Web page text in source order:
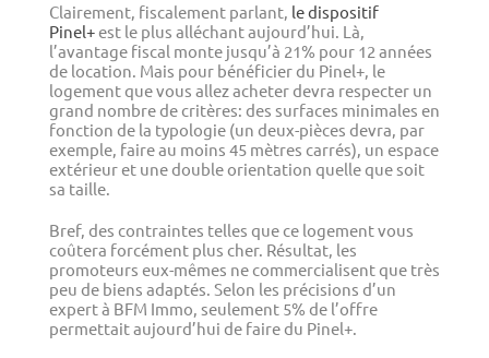
Clairement, fiscalement parlant, le dispositif
Pinel+est le plus alléchant aujourd’hui. Là,
l’avantage fiscal monte jusqu’à 21% pour 12 années
de location. Mais pour bénéficier du Pinel+, le
logement que vous allez acheter devra respecter un
grand nombre de critères: des surfaces minimales en
fonction de la typologie (un deux-pièces devra, par
exemple, faire au moins 45 mètres carrés), un espace
extérieur et une double orientation quelle que soit
sa taille.
Bref, des contraintes telles que ce logement vous
coûtera forcément plus cher. Résultat, les
promoteurs eux-mêmes ne commercialisent que très
peu de biens adaptés. Selon les précisions d’un
expert à BFM Immo, seulement 5% de l’offre
permettait aujourd’hui de faire du Pinel+.